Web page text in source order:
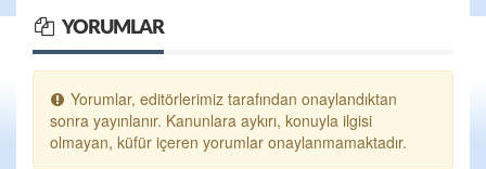
YORUMLAR
Yorumlar, editörlerimiz tarafından onaylandıktan
sonra yayınlanır. Kanunlara aykırı, konuyla ilgisi
olmayan, küfür içeren yorumlar onaylanmamaktadır.